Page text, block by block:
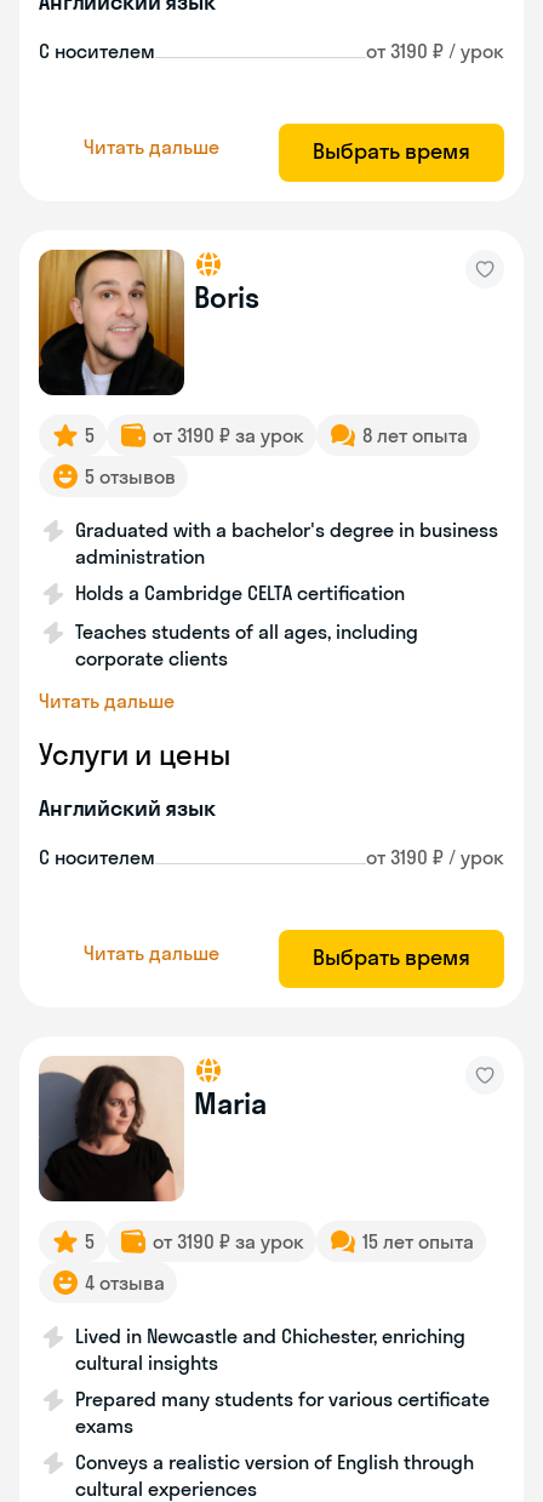
С носителем от 3190 ₽ / урок
Читать дальше Выбрать время
Boris
5 от 3190 ₽ за урок
8 лет опыта
5 отзывов
Graduated with a bachelor's degree in business
administration
Holds a Cambridge CELTA certification
Teaches students of all ages, including
corporate clients
Читать дальше
Услуги и цены
Английский язык
С носителем от 3190 ₽ / урок
Читать дальше Выбрать время
Maria
5 от 3190 ₽ за урок
15 лет опыта
4 отзыва
Lived in Newcastle and Chichester, enriching
cultural insights
Prepared many students for various certificate
exams
Conveys a realistic version of English through
cultural experiences